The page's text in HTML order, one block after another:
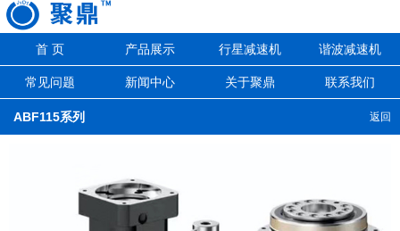
首 页 产品展示 行星减速机 谐波减速机
常见问题 新闻中心 关于聚鼎 联系我们
返回
ABF115系列